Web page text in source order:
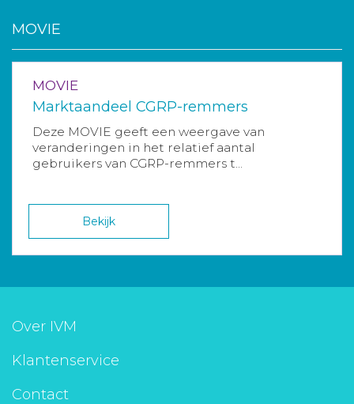
MOVIE
MOVIE
Marktaandeel CGRP-remmers
Deze MOVIE geeft een weergave van
veranderingen in het relatief aantal
gebruikers van CGRP-remmers t...
Bekijk
Over IVM
Klantenservice
Contact